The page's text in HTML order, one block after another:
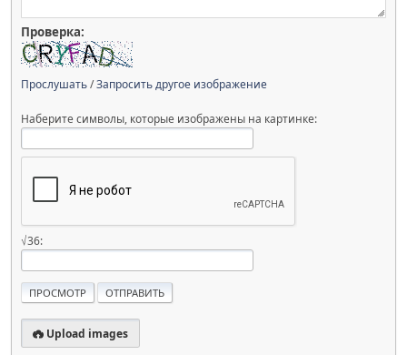
Проверка:
Прослушать/Запросить другое изображение
Наберите символы, которые изображены на картинке:
√36:
Upload images